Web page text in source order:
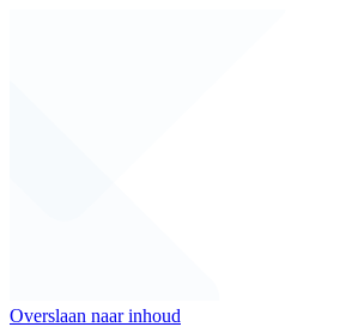
Overslaan naar inhoud